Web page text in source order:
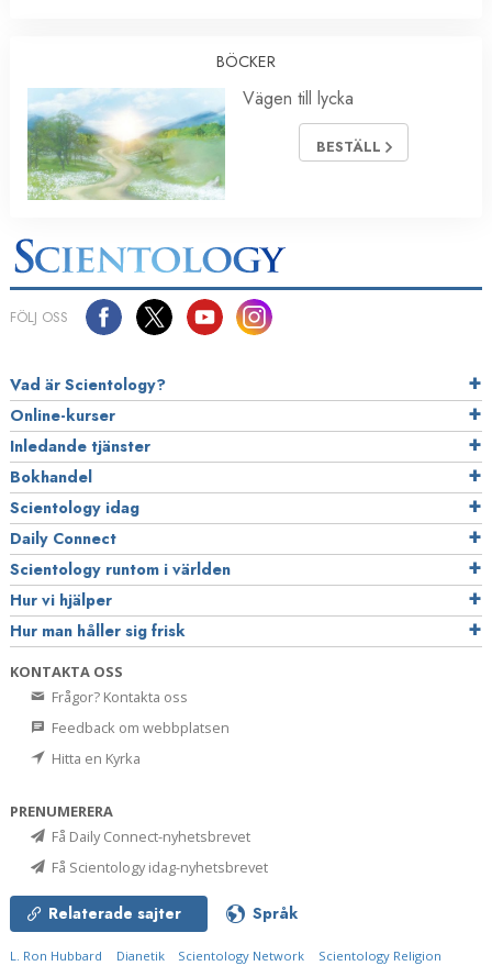
BÖCKER
Vägen till lycka
BESTÄLL
FÖLJ OSS
Vad är Scientology?
Online-kurser
Inledande tjänster
Bokhandel
Scientology idag
Daily Connect
Scientology runtom i världen
Hur vi hjälper
Hur man håller sig frisk
KONTAKTA OSS
Frågor? Kontakta oss
Feedback om webbplatsen
Hitta en Kyrka
PRENUMERERA
Få Daily Connect-nyhetsbrevet
Få Scientology idag-nyhetsbrevet
Relaterade sajter Språk
L. Ron Hubbard Dianetik Scientology Network
Scientology Religion